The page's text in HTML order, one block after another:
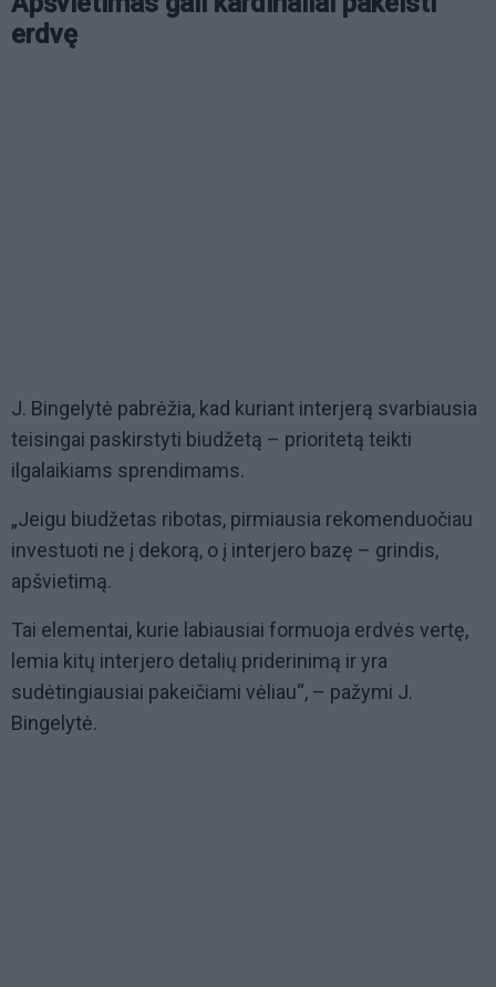
erdvę
J. Bingelytė pabrėžia, kad kuriant interjerą svarbiausia
teisingai paskirstyti biudžetą – prioritetą teikti
ilgalaikiams sprendimams.
„Jeigu biudžetas ribotas, pirmiausia rekomenduočiau
investuoti ne į dekorą, o į interjero bazę – grindis,
apšvietimą.
Tai elementai, kurie labiausiai formuoja erdvės vertę,
lemia kitų interjero detalių priderinimą ir yra
sudėtingiausiai pakeičiami vėliau“, – pažymi J.
Bingelytė.